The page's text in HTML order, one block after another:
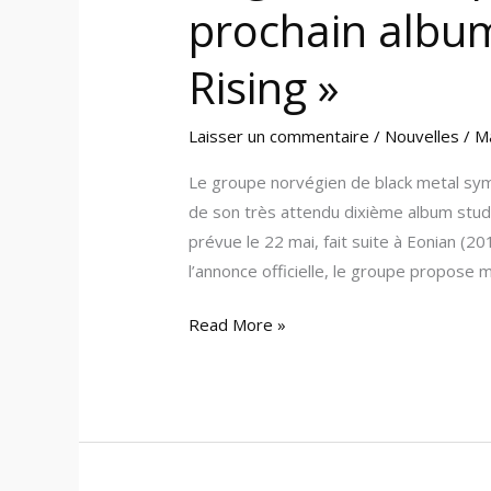
prochain
Rising »
Laisser un commentaire / Nouvelles /
Le groupe norvégien de black metal
de son très attendu dixième album
prévue le 22 mai, fait suite à Eonian
l’annonce officielle, le groupe propose
Read More »